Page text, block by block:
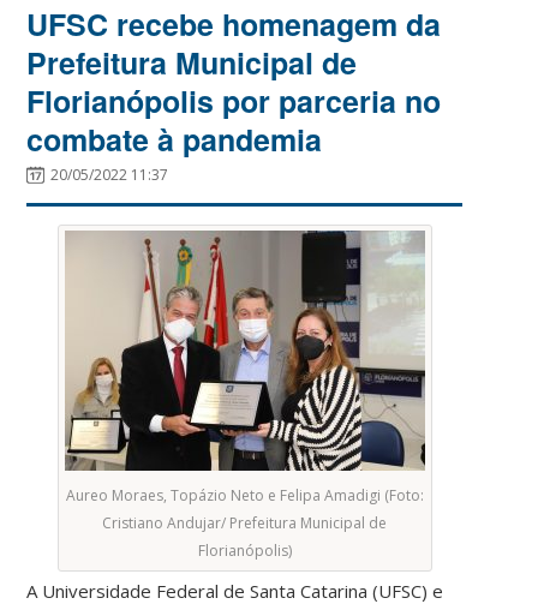
UFSC recebe homenagem da
Prefeitura Municipal de
Florianópolis por parceria no
combate à pandemia
20/05/2022 11:37
Aureo Moraes, Topázio Neto e Felipa Amadigi (Foto:
Cristiano Andujar/ Prefeitura Municipal de
Florianópolis)
A Universidade Federal de Santa Catarina (UFSC) e